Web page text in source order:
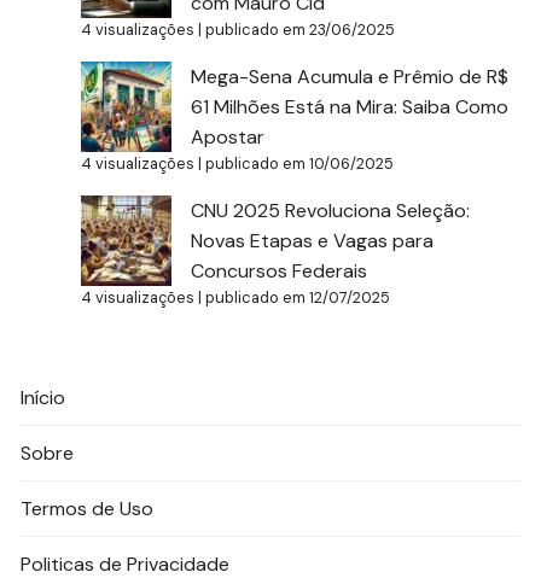
4 visualizações |publicado em 23/06/2025
Mega-Sena Acumula e Prêmio de R$
61 Milhões Está na Mira: Saiba Como
Apostar
4 visualizações |publicado em 10/06/2025
CNU 2025 Revoluciona Seleção:
Novas Etapas e Vagas para
Concursos Federais
4 visualizações |publicado em 12/07/2025
Início
Sobre
Termos de Uso
Politicas de Privacidade